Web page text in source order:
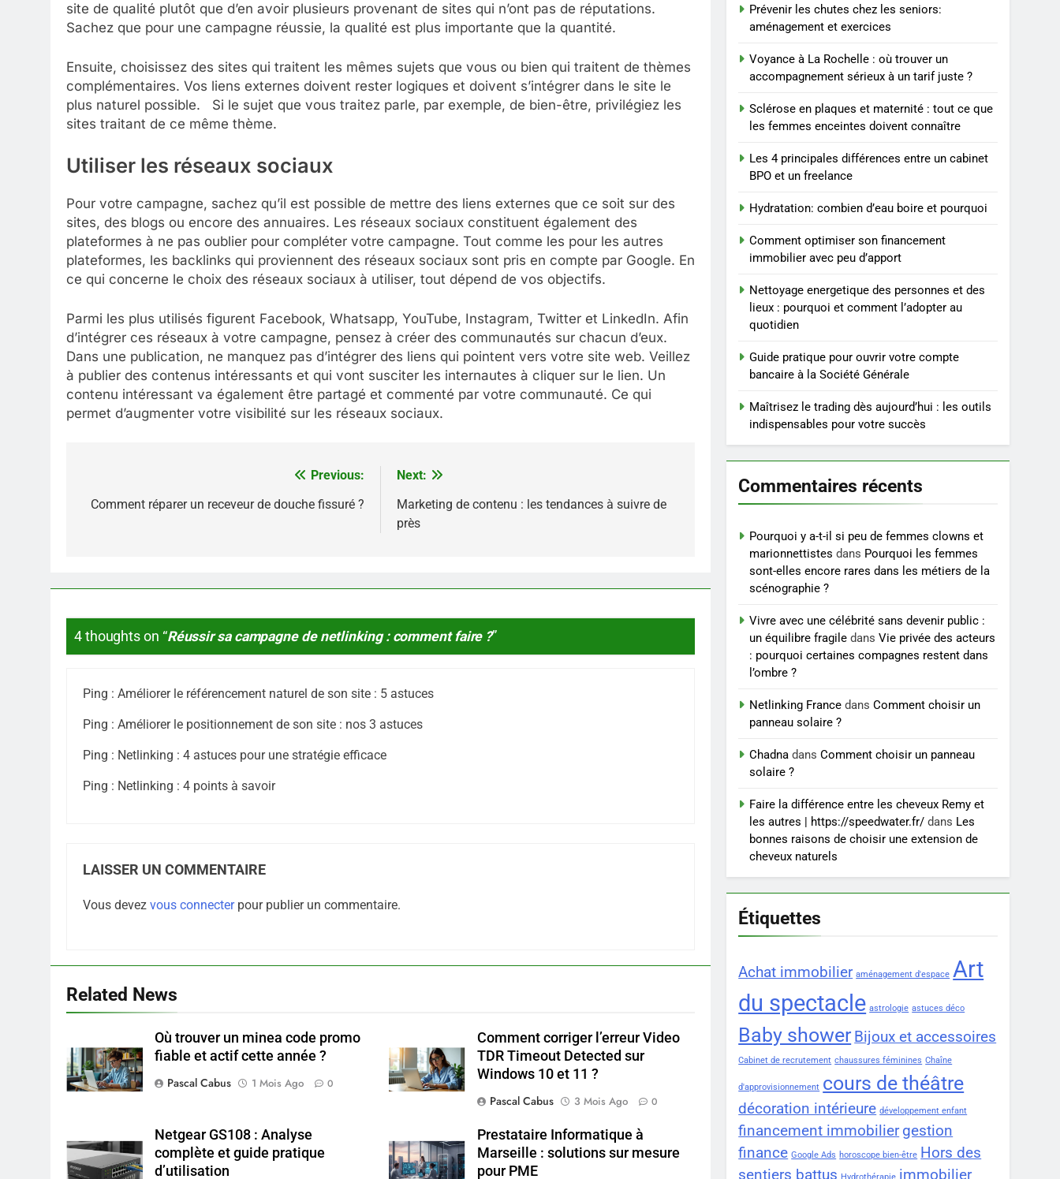
site de qualité plutôt que d’en avoir plusieurs provenant de sites qui n’ont pas de réputations.
Sachez que pour une campagne réussie, la qualité est plus importante que la quantité.
Ensuite, choisissez des sites qui traitent les mêmes sujets que vous ou bien qui traitent de thèmes
complémentaires. Vos liens externes doivent rester logiques et doivent s’intégrer dans le site le
plus naturel possible. Si le sujet que vous traitez parle, par exemple, de bien-être, privilégiez les
sites traitant de ce même thème.
Utiliser les réseaux sociaux
Pour votre campagne, sachez qu’il est possible de mettre des liens externes que ce soit sur des
sites, des blogs ou encore des annuaires. Les réseaux sociaux constituent également des
plateformes à ne pas oublier pour compléter votre campagne. Tout comme les pour les autres
plateformes, les backlinks qui proviennent des réseaux sociaux sont pris en compte par Google. En
ce qui concerne le choix des réseaux sociaux à utiliser, tout dépend de vos objectifs.
Parmi les plus utilisés figurent Facebook, Whatsapp, YouTube, Instagram, Twitter et LinkedIn. Afin
d’intégrer ces réseaux à votre campagne, pensez à créer des communautés sur chacun d’eux.
Dans une publication, ne manquez pas d’intégrer des liens qui pointent vers votre site web. Veillez
à publier des contenus intéressants et qui vont susciter les internautes à cliquer sur le lien. Un
contenu intéressant va également être partagé et commenté par votre communauté. Ce qui
permet d’augmenter votre visibilité sur les réseaux sociaux.
de
Previous:
Comment réparer un receveur de douche fissuré ?
Next:
Marketing de contenu : les tendances à suivre de
près
4 thoughts on “Réussir sa campagne de netlinking : comment faire ?”
Ping : Améliorer le référencement naturel de son site : 5 astuces
Ping : Améliorer le positionnement de son site : nos 3 astuces
Ping : Netlinking : 4 astuces pour une stratégie efficace
Ping : Netlinking : 4 points à savoir
LAISSER UN COMMENTAIRE
Vous devez vous connecterpour publier un commentaire.
Related News
Où trouver un minea code promo
fiable et actif cette année ?
Pascal Cabus
1 Mois Ago 0
Comment corriger l’erreur Video
TDR Timeout Detected sur
Windows 10 et 11 ?
Pascal Cabus
3 Mois Ago 0
Netgear GS108 : Analyse
complète et guide pratique
d’utilisation
Prestataire Informatique à
Marseille : solutions sur mesure
pour PME
une entreprise solide
3
Maigrir efficacement
grâce aux substituts de
repas : guide et conseils
BIEN ÊTRE
4
Postures de yoga
du poids rapidement et
BIEN ÊTRE
Infection chronique de
l’oreille : tout ce qu’il faut
savoir sur les
SANTÉ
Les secrets révélés pour
une peau éclatante grâce
7
Prévenir les chutes chez
les seniors: aménagement
et exercices
BIEN ÊTRE
Voyance à La Rochelle : où
trouver un
accompagnement sérieux
BIEN ÊTRE
Prévenir les chutes chez les seniors:
aménagement et exercices
Voyance à La Rochelle : où trouver un
accompagnement sérieux à un tarif juste ?
Sclérose en plaques et maternité : tout ce que
les femmes enceintes doivent connaître
Les 4 principales différences entre un cabinet
BPO et un freelance
Hydratation: combien d’eau boire et pourquoi
Comment optimiser son financement
immobilier avec peu d’apport
Nettoyage energetique des personnes et des
lieux : pourquoi et comment l’adopter au
quotidien
Guide pratique pour ouvrir votre compte
bancaire à la Société Générale
Maîtrisez le trading dès aujourd’hui : les outils
indispensables pour votre succès
Commentaires récents
Pourquoi y a-t-il si peu de femmes clowns et
marionnettistes dans Pourquoi les femmes
sont-elles encore rares dans les métiers de la
scénographie ?
Vivre avec une célébrité sans devenir public :
un équilibre fragile dansVie privée des acteurs
: pourquoi certaines compagnes restent dans
l’ombre ?
Netlinking France dansComment choisir un
panneau solaire ?
Chadna dansComment choisir un panneau
solaire ?
Faire la différence entre les cheveux Remy et
les autres | https://speedwater.fr/ dans Les
bonnes raisons de choisir une extension de
cheveux naturels
Étiquettes
Achat immobilier aménagement d'espace Art
du spectacle astrologie astuces déco
Baby shower Bijoux et accessoires
Cabinet de recrutement chaussures féminines Chaîne
d'approvisionnement cours de théâtre
décoration intérieure développement enfant
financement immobilier gestion
finance Google Ads horoscope bien-être Hors des
sentiers battus
immobilier